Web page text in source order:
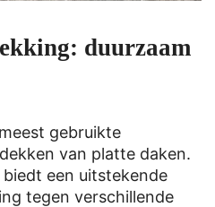
duurzaam
gebruikte
van platte daken.
een uitstekende
tegen verschillende